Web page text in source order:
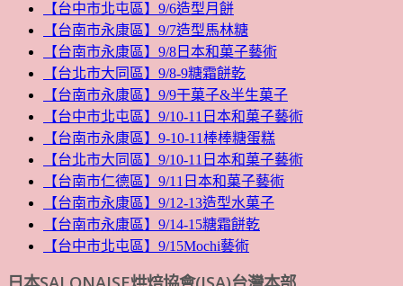
【台中市北屯區】9/6造型月餅
【台南市永康區】9/7造型馬林糖
【台南市永康區】9/8日本和菓子藝術
【台北市大同區】9/8-9糖霜餅乾
【台南市永康區】9/9干菓子&半生菓子
【台中市北屯區】9/10-11日本和菓子藝術
【台南市永康區】9-10-11棒棒糖蛋糕
【台北市大同區】9/10-11日本和菓子藝術
【台南市仁德區】9/11日本和菓子藝術
【台南市永康區】9/12-13造型水菓子
【台南市永康區】9/14-15糖霜餅乾
【台中市北屯區】9/15Mochi藝術